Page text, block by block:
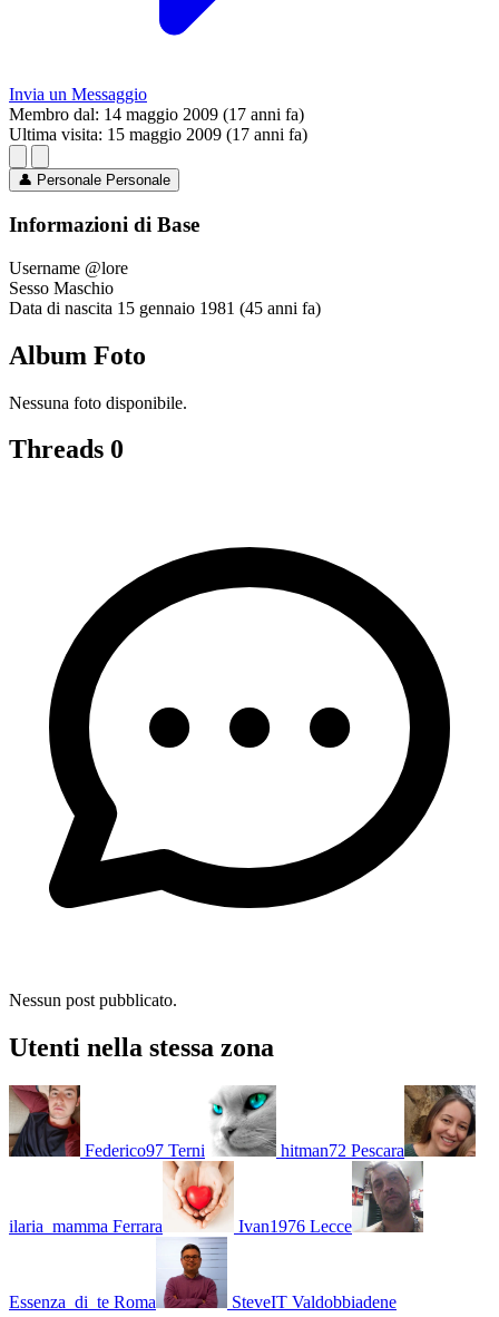
Invia un Messaggio
Membro dal: 14 maggio 2009 (17 anni fa)
Ultima visita: 15 maggio 2009 (17 anni fa)
👤 Personale Personale
Informazioni di Base
Username @lore
Sesso Maschio
Data di nascita 15 gennaio 1981 (45 anni fa)
Album Foto
Nessuna foto disponibile.
Threads 0
Nessun post pubblicato.
Utenti nella stessa zona
Federico97 Terni hitman72 Pescara
ilaria_mamma Ferrara Ivan1976 Lecce
Essenza_di_te Roma SteveIT Valdobbiadene